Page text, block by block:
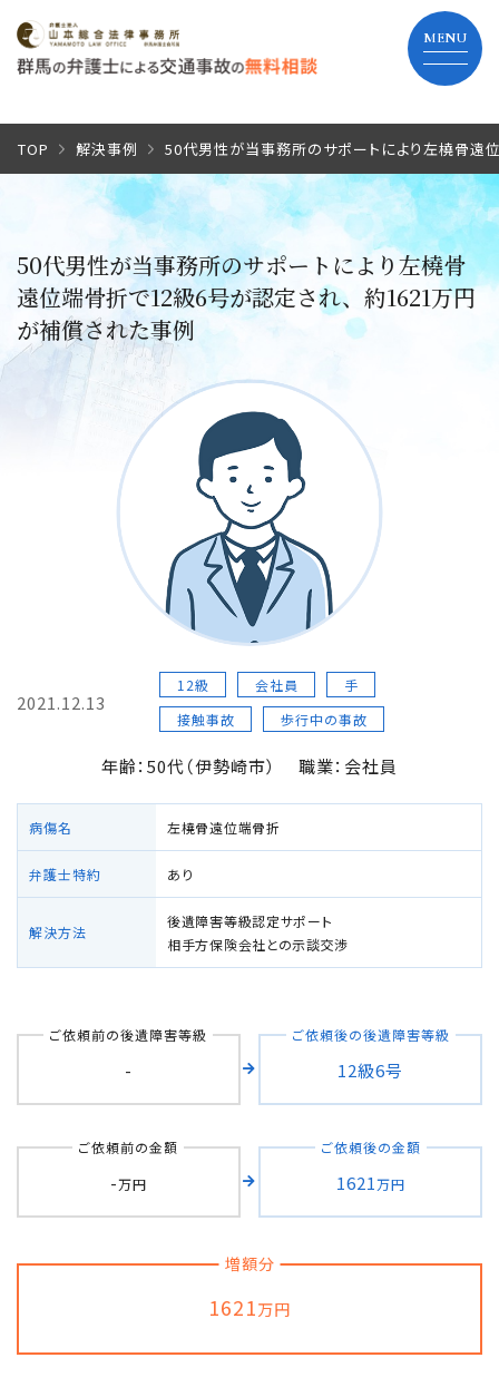
TOP
当事務所の特長
弁護士費用
解決までの流れ
よくあるご質問
事務所紹介
損害賠償の３基準
交通事故の賠償金額（慰謝料）の解説
後遺障害の逸失利益
主婦の休業損害
交通事故が労災になったときの対応方法
自転車の交通事故
弁護士紹介
解決事例
ご相談者の声
TOP 解決事例 50代男性が当事務所のサポートにより左橈骨遠
50代男性が当事務所のサポートにより左橈骨
遠位端骨折で12級6号が認定され、約1621万円
が補償された事例
2021.12.13
12級 会社員
手
接触事故
歩行中の事故
年齢：50代（伊勢崎市） 職業：会社員
病傷名 左橈骨遠位端骨折
弁護士特約 あり
解決方法
後遺障害等級認定サポート
相手方保険会社との示談交渉
ご依頼前の後遺障害等級
-
ご依頼後の後遺障害等級
12級6号
ご依頼前の金額
-万円
ご依頼後の金額
1621万円
増額分
1621万円